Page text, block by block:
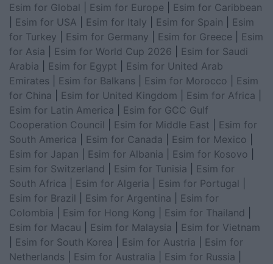
Esim for Global Esim for Europe
Esim for Caribbean
Esim for USA Esim for Italy Esim for Spain
Esim
for Turkey
Esim for Germany Esim for Greece
Esim
for Asia
Esim for World Cup 2026
Esim for Saudi
Arabia
Esim for Egypt
Esim for United Arab
Emirates
Esim for Balkans Esim for Morocco
Esim
for China
Esim for United Kingdom Esim for Africa
Esim for Latin America
Esim for GCC Gulf
Cooperation Council
Esim for Middle East
Esim for
South America
Esim for Canada Esim for Mexico
Esim for Japan
Esim for Albania Esim for Kosovo
Esim for Switzerland
Esim for Tunisia
Esim for
South Africa
Esim for Algeria Esim for Portugal
Esim for Brazil
Esim for Argentina
Esim for
Colombia
Esim for Hong Kong Esim for Thailand
Esim for Macau
Esim for Malaysia
Esim for Vietnam
Esim for South Korea Esim for Austria
Esim for
Netherlands
Esim for Australia Esim for Russia